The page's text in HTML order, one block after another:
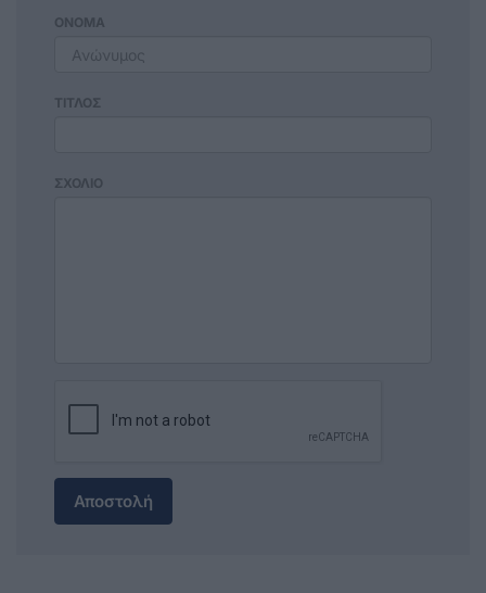
ΟΝΟΜΑ
ΤΙΤΛΟΣ
ΣΧΟΛΙΟ
Αποστολή